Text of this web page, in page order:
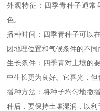
外观特征：四季青种子通常
色。
播种时间：四季青种子可以
因地理位置和气候条件的不同
生长条件：四季青对土壤的
中生长更为良好。它喜光，但
播种方法：将种子均匀地撒
种后，要保持土壤湿润，以利